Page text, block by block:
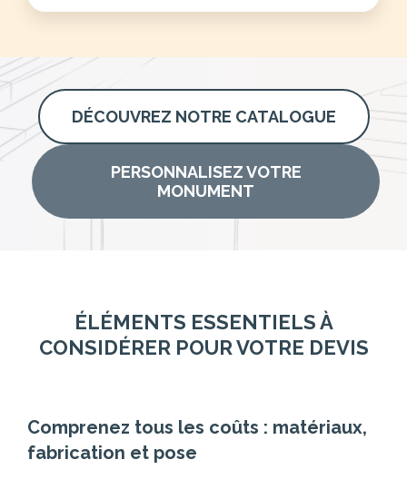
DÉCOUVREZ NOTRE CATALOGUE
PERSONNALISEZ VOTRE
MONUMENT
ÉLÉMENTS ESSENTIELS À
CONSIDÉRER POUR VOTRE DEVIS
Comprenez tous les coûts : matériaux,
fabrication et pose